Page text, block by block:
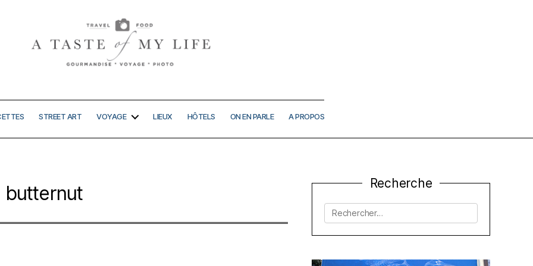
of
mySTREET ART VOYAGE LIEUX HÔTELS ON EN PARLE A PROPOS
butternut Recherche
Rechercher :